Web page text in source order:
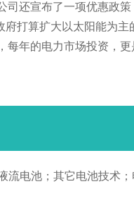
还宣布了一项优惠政
打算扩大以太阳能为
年的电力市场投资，
电池；其它电池技术